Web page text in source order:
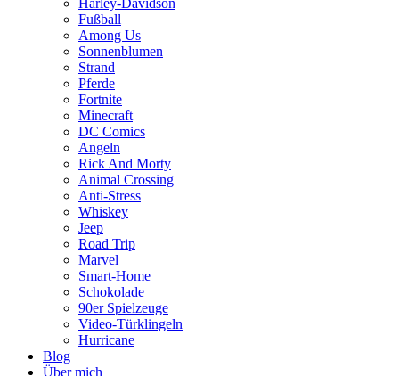
Harley-Davidson
Fußball
Among Us
Sonnenblumen
Strand
Pferde
Fortnite
Minecraft
DC Comics
Angeln
Rick And Morty
Animal Crossing
Anti-Stress
Whiskey
Jeep
Road Trip
Marvel
Smart-Home
Schokolade
90er Spielzeuge
Video-Türklingeln
Hurricane
Blog
Über mich